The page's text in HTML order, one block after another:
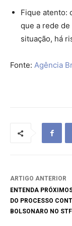
Fique atento:
que a rede
situação, há
Fonte: Agência
ARTIGO ANTERIOR
ENTENDA
DO PROCESSO
BOLSONARO NO STF